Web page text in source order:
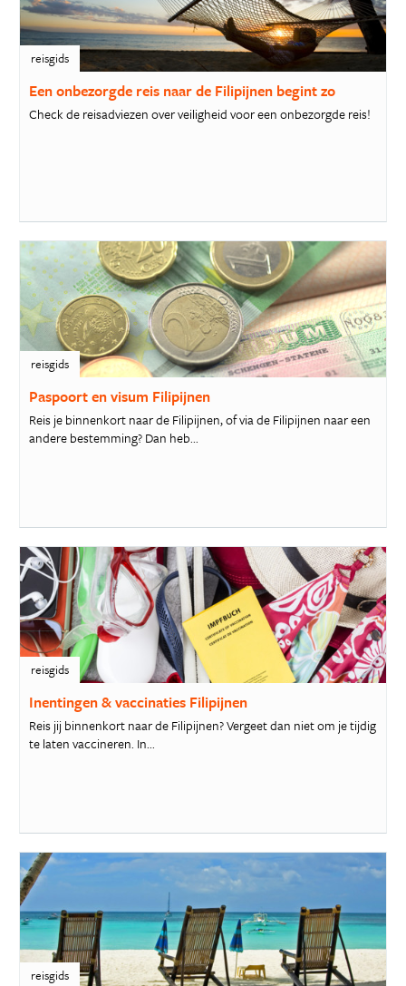
reisgids
Een onbezorgde reis naar de Filipijnen begint zo
Check de reisadviezen over veiligheid voor een onbezorgde reis!
reisgids
Paspoort en visum Filipijnen
Reis je binnenkort naar de Filipijnen, of via de Filipijnen naar een
andere bestemming? Dan heb...
reisgids
Inentingen & vaccinaties Filipijnen
Reis jij binnenkort naar de Filipijnen? Vergeet dan niet om je tijdig
te laten vaccineren. In...
reisgids